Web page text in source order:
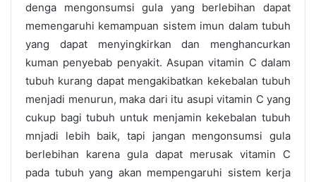
denga mengonsumsi gula yang berlebihan dapat
memengaruhi kemampuan sistem imun dalam tubuh
yang dapat menyingkirkan dan menghancurkan
kuman penyebab penyakit. Asupan vitamin C dalam
tubuh kurang dapat mengakibatkan kekebalan tubuh
menjadi menurun, maka dari itu asupi vitamin C yang
cukup bagi tubuh untuk menjamin kekebalan tubuh
mnjadi lebih baik, tapi jangan mengonsumsi gula
berlebihan karena gula dapat merusak vitamin C
pada tubuh yang akan mempengaruhi sistem kerja